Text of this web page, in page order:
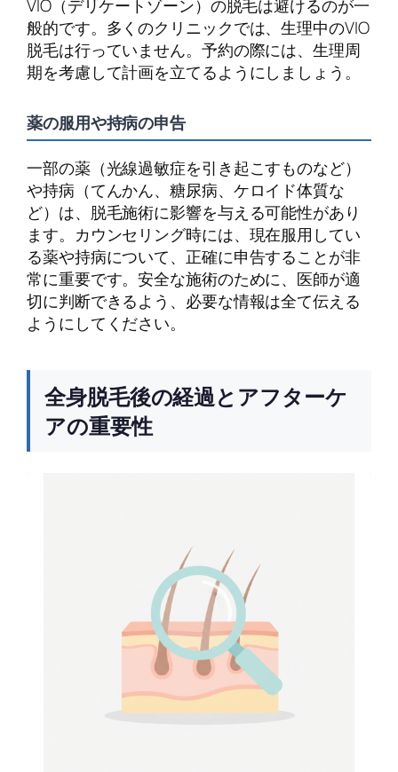
VIO（デリケートゾーン）の脱毛は避けるのが一
般的です。多くのクリニックでは、生理中のVIO
脱毛は行っていません。予約の際には、生理周
期を考慮して計画を立てるようにしましょう。
薬の服用や持病の申告
一部の薬（光線過敏症を引き起こすものなど）
や持病（てんかん、糖尿病、ケロイド体質な
ど）は、脱毛施術に影響を与える可能性があり
ます。カウンセリング時には、現在服用してい
る薬や持病について、正確に申告することが非
常に重要です。安全な施術のために、医師が適
切に判断できるよう、必要な情報は全て伝える
ようにしてください。
全身脱毛後の経過とアフターケ
アの重要性